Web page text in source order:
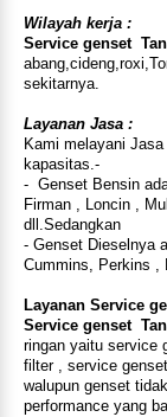
Wilayah kerja :
Service genset
sekitarnya.
Layanan Jasa :
Kami melayani Jasa
kapasitas.-
- Genset Bensin
Firman , Loncin ,
dll.Sedangkan
- Genset Dieselnya
Cummins, Perkins ,
Layanan Service
Service genset
ringan yaitu service
filter , service
walupun genset
performance yang